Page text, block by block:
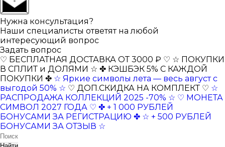
Нужна консультация?
Наши специалисты ответят на любой
интересующий вопрос
Задать вопрос
♡ БЕСПЛАТНАЯ ДОСТАВКА ОТ 3000 ₽ ♡ ☆ ПОКУПКИ
В СПЛИТ и ДОЛЯМИ ☆ ✤ КЭШБЭК 5% С КАЖДОЙ
ПОКУПКИ ✤ ☆ Яркие символы лета — весь август с
выгодой 50% ☆ ♡ ДОП.СКИДКА НА КОМПЛЕКТ ♡ ☆
РАСПРОДАЖА КОЛЛЕКЦИЙ 2025 -70% ☆ ♡ МОНЕТА
СИМВОЛ 2027 ГОДА ♡ ✤ + 1 000 РУБЛЕЙ
БОНУСАМИ ЗА РЕГИСТРАЦИЮ ✤ ☆ + 500 РУБЛЕЙ
БОНУСАМИ ЗА ОТЗЫВ ☆